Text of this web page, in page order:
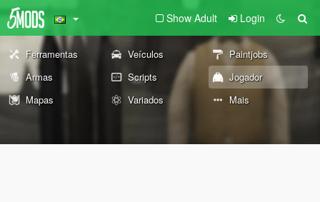
Show Adult Login
Ferramentas Veículos
Paintjobs
Armas
Scripts
Jogador
Mapas
Variados Mais